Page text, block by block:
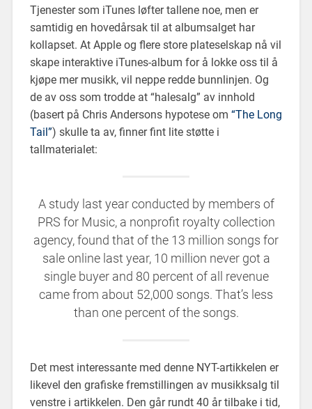
Tjenester som iTunes løfter tallene noe, men er
samtidig en hovedårsak til at albumsalget har
kollapset. At Apple og flere store plateselskap nå vil
skape interaktive iTunes-album for å lokke oss til å
kjøpe mer musikk, vil neppe redde bunnlinjen. Og
de av oss som trodde at “halesalg” av innhold
(basert på Chris Andersons hypotese om “The Long
Tail”) skulle ta av, finner fint lite støtte i
tallmaterialet:
A study last year conducted by members of
PRS for Music, a nonprofit royalty collection
agency, found that of the 13 million songs for
sale online last year, 10 million never got a
single buyer and 80 percent of all revenue
came from about 52,000 songs. That’s less
than one percent of the songs.
Det mest interessante med denne NYT-artikkelen er
likevel den grafiske fremstillingen av musikksalg til
venstre i artikkelen. Den går rundt 40 år tilbake i tid,